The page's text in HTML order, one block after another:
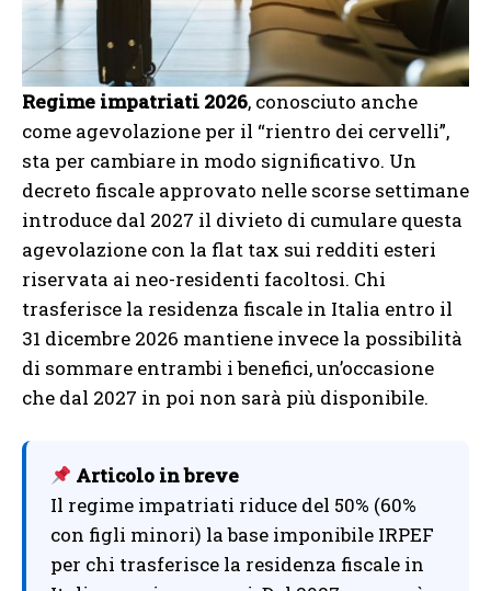
Regime impatriati 2026, conosciuto anche
come agevolazione per il “rientro dei cervelli”,
sta per cambiare in modo significativo. Un
decreto fiscale approvato nelle scorse settimane
introduce dal 2027 il divieto di cumulare questa
agevolazione con la flat tax sui redditi esteri
riservata ai neo-residenti facoltosi. Chi
trasferisce la residenza fiscale in Italia entro il
31 dicembre 2026 mantiene invece la possibilità
di sommare entrambi i benefici, un’occasione
che dal 2027 in poi non sarà più disponibile.
Articolo in breve
Il regime impatriati riduce del 50% (60%
con figli minori) la base imponibile IRPEF
per chi trasferisce la residenza fiscale in